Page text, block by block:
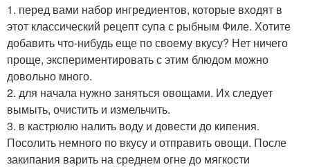
1. перед вами набор ингредиентов, которые входят в
этот классический рецепт супа с рыбным Филе. Хотите
добавить что-нибудь еще по своему вкусу? Нет ничего
проще, экспериментировать с этим блюдом можно
довольно много.
2. для начала нужно заняться овощами. Их следует
вымыть, очистить и измельчить.
3. в кастрюлю налить воду и довести до кипения.
Посолить немного по вкусу и отправить овощи. После
закипания варить на среднем огне до мягкости